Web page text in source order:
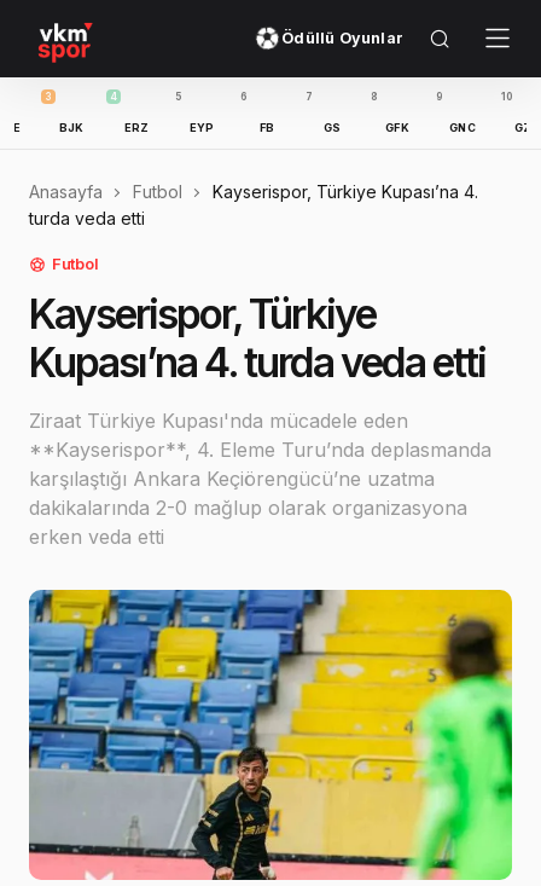
Ödüllü Oyunlar
BJK
4
ERZ EYP FB GS GFK GNC GZT
11
Anasayfa Futbol
Kayserispor, Türkiye Kupası’na 4.
turda veda etti
Futbol
Kayserispor, Türkiye
Kupası’na 4. turda veda etti
Ziraat Türkiye Kupası'nda mücadele eden
**Kayserispor**, 4. Eleme Turu’nda deplasmanda
karşılaştığı Ankara Keçiörengücü’ne uzatma
dakikalarında 2-0 mağlup olarak organizasyona
erken veda etti